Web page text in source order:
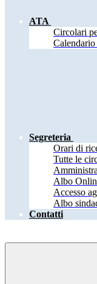
ATA
Circolari
Segreteria
Orari di
Tutte le
Albo
Accesso
Albo
Contatti